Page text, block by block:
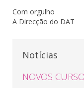
Com orgulho
A Direcção do DAT
Notícias
NOVOS